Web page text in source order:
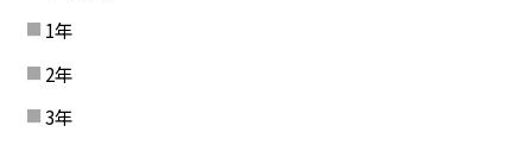
1年
2年
3年